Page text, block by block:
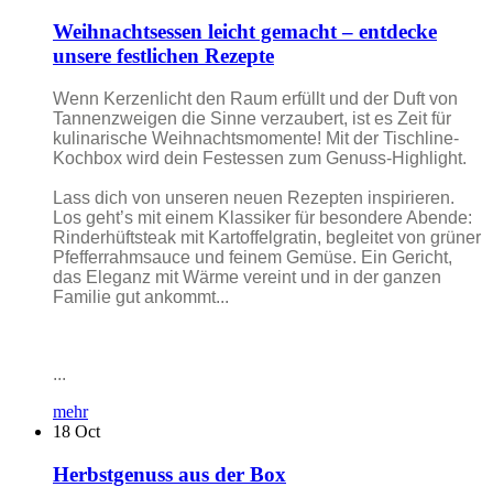
Weihnachtsessen leicht gemacht – entdecke
unsere festlichen Rezepte
Wenn Kerzenlicht den Raum erfüllt und der Duft von
Tannenzweigen die Sinne verzaubert, ist es Zeit für
kulinarische Weihnachtsmomente! Mit der Tischline-
Kochbox wird dein Festessen zum Genuss-Highlight.
Lass dich von unseren neuen Rezepten inspirieren.
Los geht’s mit einem Klassiker für besondere Abende:
Rinderhüftsteak mit Kartoffelgratin, begleitet von grüner
Pfefferrahmsauce und feinem Gemüse. Ein Gericht,
das Eleganz mit Wärme vereint und in der ganzen
Familie gut ankommt...
...
mehr
18 Oct
Herbstgenuss aus der Box